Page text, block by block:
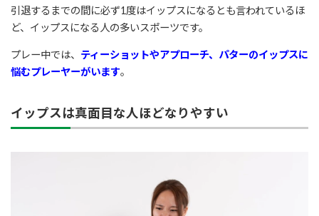
引退するまでの間に必ず1度はイップスになるとも言われているほ
ど、イップスになる人の多いスポーツです。
プレー中では、 ティーショットやアプローチ、パターのイップスに
悩むプレーヤーがいます。
イップスは真面目な人ほどなりやすい